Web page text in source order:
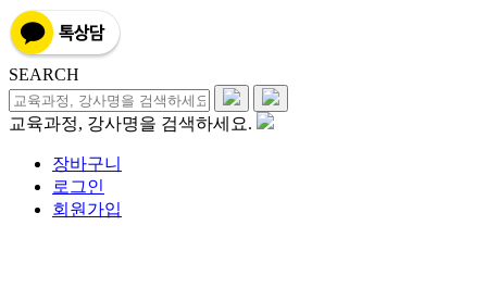
SEARCH
교육과정, 강사명을 검색하세요.
장바구니
로그인
회원가입